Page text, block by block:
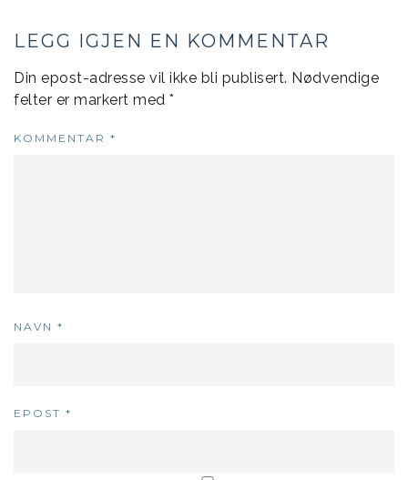
LEGG IGJEN EN KOMMENTAR
Din epost-adresse vil ikke bli publisert. Nødvendige
felter er markert med *
KOMMENTAR *
NAVN *
EPOST *